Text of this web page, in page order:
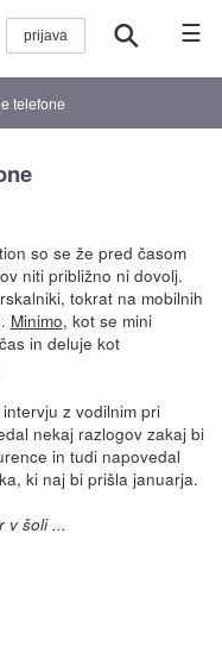
☰
telefone
so se že pred časom
niti približno ni dovolj.
tokrat na mobilnih
Minimo, kot se mini
in deluje kot
z vodilnim pri
nekaj razlogov zakaj bi
in tudi napovedal
ki naj bi prišla januarja.
v šoli ...